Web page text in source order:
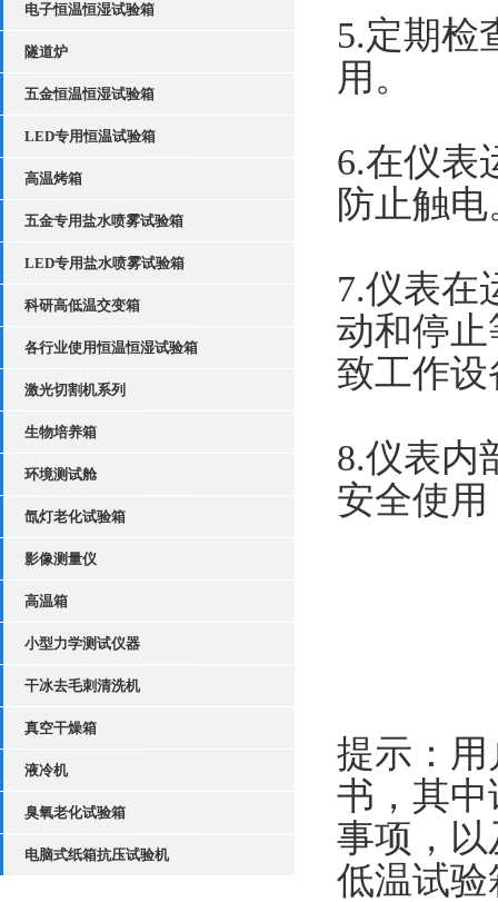
电子恒温恒湿试验箱
隧道炉
五金恒温恒湿试验箱
LED专用恒温试验箱
高温烤箱
五金专用盐水喷雾试验箱
LED专用盐水喷雾试验箱
科研高低温交变箱
各行业使用恒温恒湿试验箱
激光切割机系列
生物培养箱
环境测试舱
氙灯老化试验箱
影像测量仪
高温箱
小型力学测试仪器
干冰去毛刺清洗机
真空干燥箱
液冷机
臭氧老化试验箱
电脑式纸箱抗压试验机
5.定期检
用。
6.在仪表
防止触电
7.仪表在
动和停
致工作
8.仪表内
安全使
提示：
书，其
事项，
低温试